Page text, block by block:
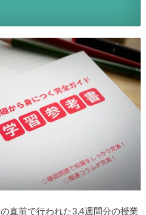
直前で行われた3,4週間分の授業